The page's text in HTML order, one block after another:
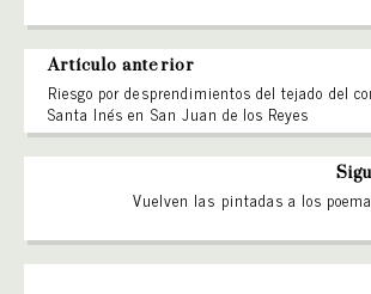
Artículo anterior
Riesgo por desprendimientos del tejado del
Santa Inés en San Juan de los Reyes
Vuelven las pintadas a los